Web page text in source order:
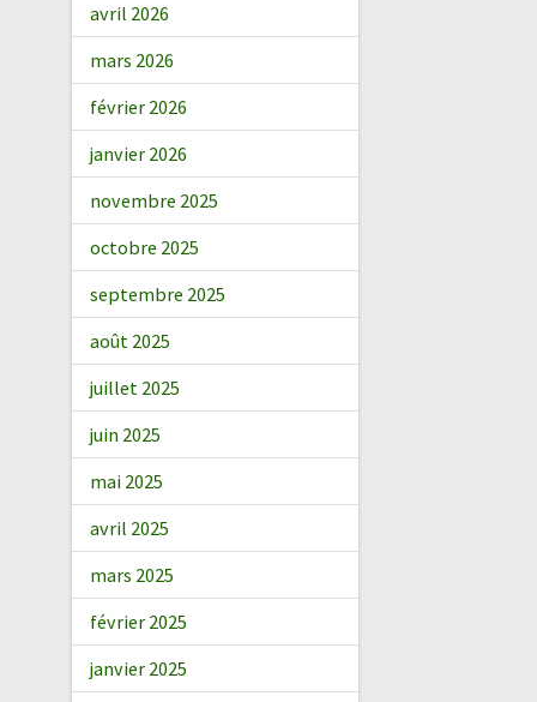
avril 2026
mars 2026
février 2026
janvier 2026
novembre 2025
octobre 2025
septembre 2025
août 2025
juillet 2025
juin 2025
mai 2025
avril 2025
mars 2025
février 2025
janvier 2025